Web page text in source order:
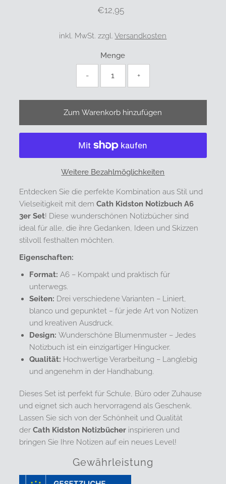
Regulärer
€12,95
inkl. MwSt. zzgl.Versandkosten
Menge
- +
Weitere Bezahlmöglichkeiten
Entdecken Sie die perfekte Kombination aus Stil und
Vielseitigkeit mit dem Cath Kidston Notizbuch A6
3er Set! Diese wunderschönen Notizbücher sind
ideal für alle, die ihre Gedanken, Ideen und Skizzen
stilvoll festhalten möchten.
Eigenschaften:
Format: A6 – Kompakt und praktisch für
unterwegs.
Seiten: Drei verschiedene Varianten – Liniert,
blanco und gepunktet – für jede Art von Notizen
und kreativen Ausdruck.
Design: Wunderschöne Blumenmuster – Jedes
Notizbuch ist ein einzigartiger Hingucker.
Qualität: Hochwertige Verarbeitung – Langlebig
und angenehm in der Handhabung.
Dieses Set ist perfekt für Schule, Büro oder Zuhause
und eignet sich auch hervorragend als Geschenk.
Lassen Sie sich von der Schönheit und Qualität
der Cath Kidston Notizbücher inspirieren und
bringen Sie Ihre Notizen auf ein neues Level!
Gewährleistung